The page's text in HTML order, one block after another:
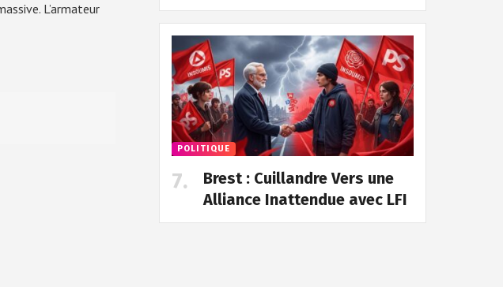
L’armateur
POLITIQUE
Brest : Cuillandre Vers une
Alliance Inattendue avec LFI